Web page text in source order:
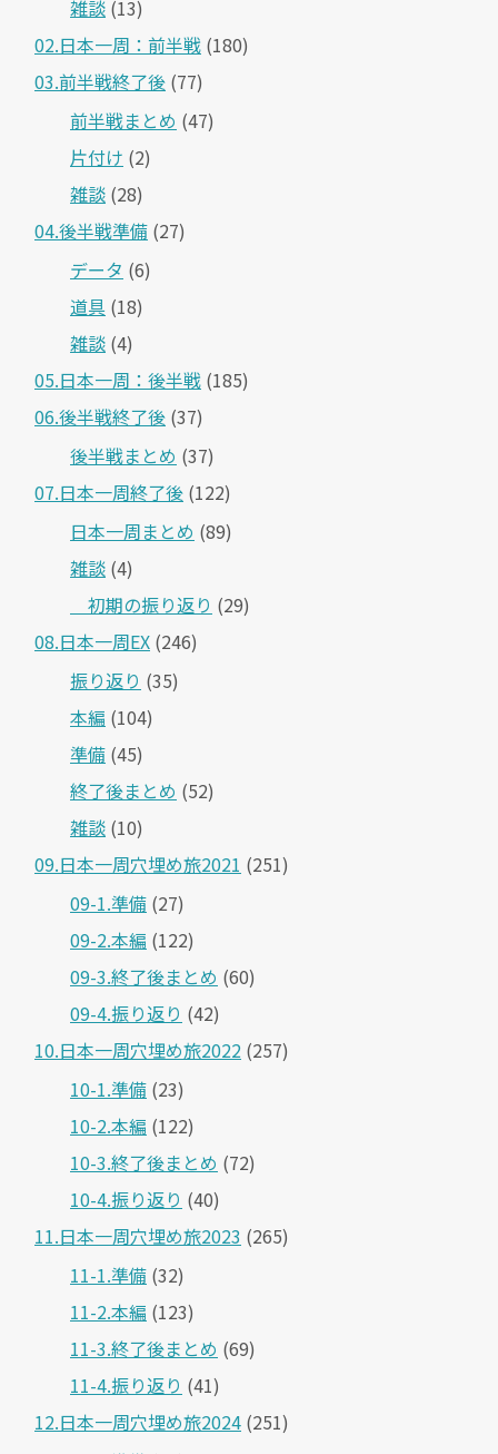
雑談 (13)
02.日本一周：前半戦 (180)
03.前半戦終了後 (77)
前半戦まとめ (47)
片付け (2)
雑談 (28)
04.後半戦準備 (27)
データ (6)
道具 (18)
雑談 (4)
05.日本一周：後半戦 (185)
06.後半戦終了後 (37)
後半戦まとめ (37)
07.日本一周終了後 (122)
日本一周まとめ (89)
雑談 (4)
＿初期の振り返り (29)
08.日本一周EX (246)
振り返り (35)
本編 (104)
準備 (45)
終了後まとめ (52)
雑談 (10)
09.日本一周穴埋め旅2021 (251)
09-1.準備 (27)
09-2.本編 (122)
09-3.終了後まとめ (60)
09-4.振り返り (42)
10.日本一周穴埋め旅2022 (257)
10-1.準備 (23)
10-2.本編 (122)
10-3.終了後まとめ (72)
10-4.振り返り (40)
11.日本一周穴埋め旅2023 (265)
11-1.準備 (32)
11-2.本編 (123)
11-3.終了後まとめ (69)
11-4.振り返り (41)
12.日本一周穴埋め旅2024 (251)